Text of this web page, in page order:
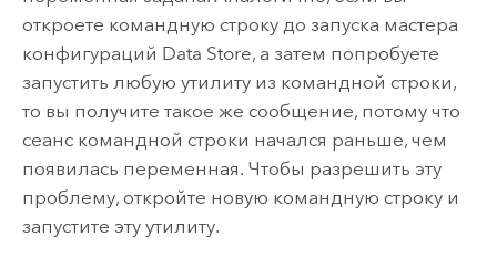
откроете командную строку до запуска мастера
конфигураций Data Store, а затем попробуете
запустить любую утилиту из командной строки,
то вы получите такое же сообщение, потому что
сеанс командной строки начался раньше, чем
появилась переменная. Чтобы разрешить эту
проблему, откройте новую командную строку и
запустите эту утилиту.